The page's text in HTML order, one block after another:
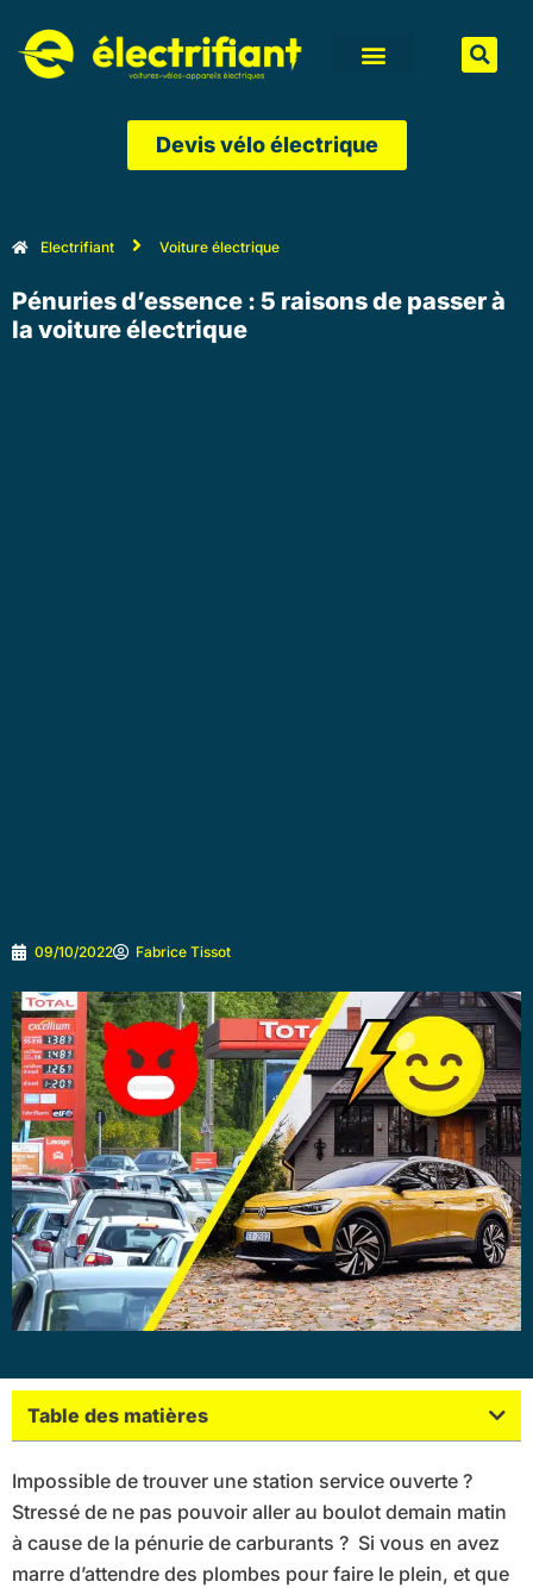
au
contenu
Devis vélo électrique
Electrifiant Voiture électrique
Pénuries d’essence : 5 raisons de passer à
la voiture électrique
09/10/2022 Fabrice Tissot
Table des matières
Impossible de trouver une station service ouverte ?
Stressé de ne pas pouvoir aller au boulot demain matin
à cause de la pénurie de carburants ? Si vous en avez
marre d’attendre des plombes pour faire le plein, et que